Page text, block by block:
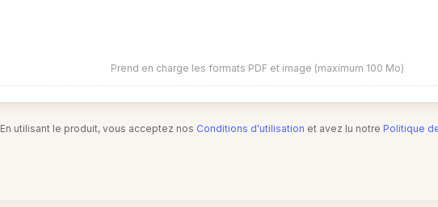
Prend en charge les formats PDF et image (maximum 100 Mo)
En utilisant le produit, vous acceptez nos Conditions d'utilisation et avez lu notre Politique